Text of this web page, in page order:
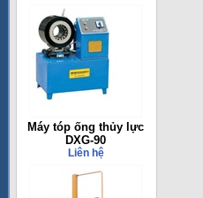
Máy tóp ống thủy lực
DXG-90
Liên hệ